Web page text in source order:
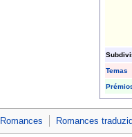
Temas
Romances Romances